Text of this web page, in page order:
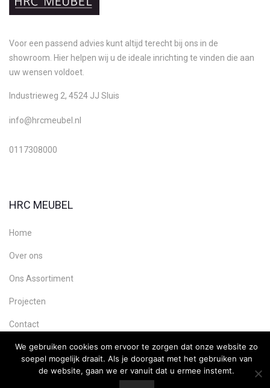
Voor een passend advies kunt altijd terecht bij ons in de
showroom. Hier helpen wij u de ideale inrichting te vinden die aan
uw wensen voldoet.
Industrieweg 2, 4524 JJ Sluis
info@hrcmeubel.nl
0117308000
HRC MEUBEL
Home
Over ons
Ons Assortiment
Projecten
Contact
Copyright HRC Meubel, Webdesign: Ultility
We gebruiken cookies om ervoor te zorgen dat onze website zo
soepel mogelijk draait. Als je doorgaat met het gebruiken van
de website, gaan we er vanuit dat u ermee instemt.